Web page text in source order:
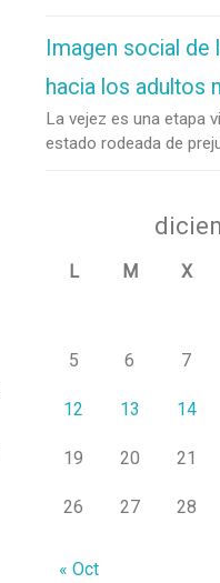
Imagen social
hacia los adultos
La vejez es una etapa
estado rodeada de
L M X
5 6 7
12 13 14
19 20 21
26 27 28
« Oct